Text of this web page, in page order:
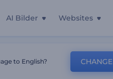
AI Bilder Websites
to English? CHANGE